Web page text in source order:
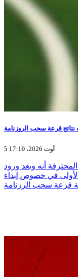
نتائج قرعة سحب الروزنامة
5 أوت 2026، 17:10
أنه وبعد ورود
في خصوص إبداء